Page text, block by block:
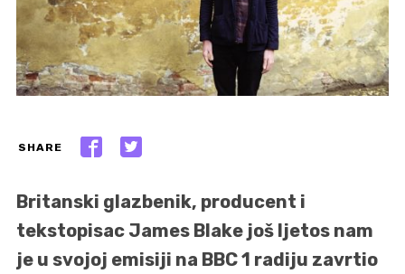
SHARE
Britanski glazbenik, producent i
tekstopisac James Blake još ljetos nam
je u svojoj emisiji na BBC 1 radiju zavrtio